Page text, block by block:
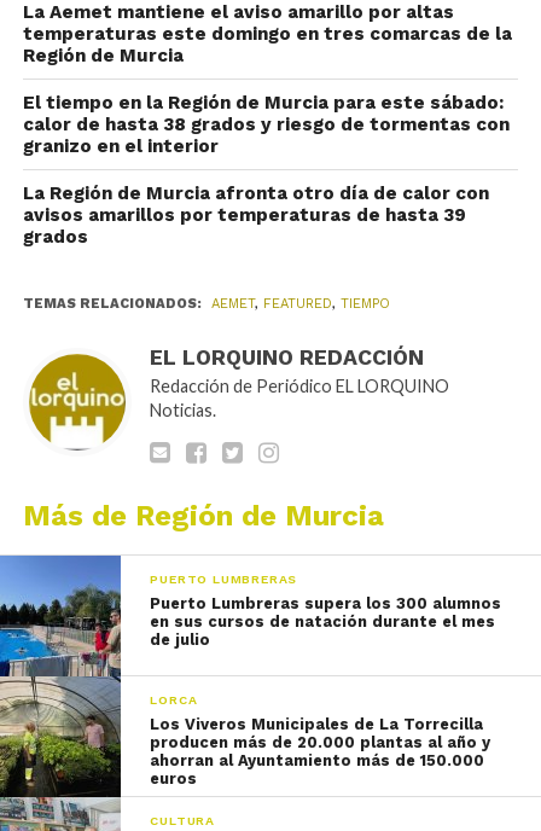
La Aemet mantiene el aviso amarillo por altas
temperaturas este domingo en tres comarcas de la
Región de Murcia
El tiempo en la Región de Murcia para este sábado:
calor de hasta 38 grados y riesgo de tormentas con
granizo en el interior
La Región de Murcia afronta otro día de calor con
avisos amarillos por temperaturas de hasta 39
grados
TEMAS RELACIONADOS: AEMET, FEATURED, TIEMPO
EL LORQUINO REDACCIÓN
Redacción de Periódico EL LORQUINO
Noticias.
Más de Región de Murcia
PUERTO LUMBRERAS
Puerto Lumbreras supera los 300 alumnos
en sus cursos de natación durante el mes
de julio
LORCA
Los Viveros Municipales de La Torrecilla
producen más de 20.000 plantas al año y
ahorran al Ayuntamiento más de 150.000
euros
CULTURA